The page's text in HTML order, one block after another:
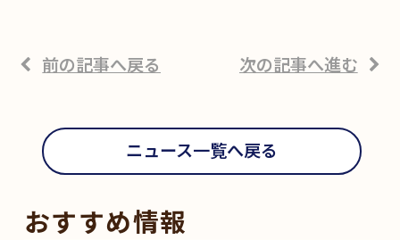
前の記事へ戻る 次の記事へ進む
ニュース一覧へ戻る
おすすめ情報